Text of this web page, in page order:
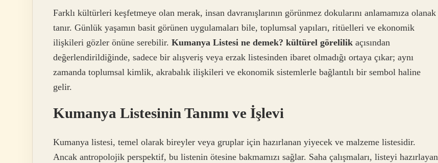
Farklı kültürleri keşfetmeye olan merak, insan davranışlarının görünmez dokularını anlamamıza olanak
tanır. Günlük yaşamın basit görünen uygulamaları bile, toplumsal yapıları, ritüelleri ve ekonomik
ilişkileri gözler önüne serebilir. Kumanya Listesi ne demek? kültürel görelilik açısından
değerlendirildiğinde, sadece bir alışveriş veya erzak listesinden ibaret olmadığı ortaya çıkar; aynı
zamanda toplumsal kimlik, akrabalık ilişkileri ve ekonomik sistemlerle bağlantılı bir sembol haline
gelir.
Kumanya Listesinin Tanımı ve İşlevi
Kumanya listesi, temel olarak bireyler veya gruplar için hazırlanan yiyecek ve malzeme listesidir.
Ancak antropolojik perspektif, bu listenin ötesine bakmamızı sağlar. Saha çalışmaları, listeyi hazırlayan